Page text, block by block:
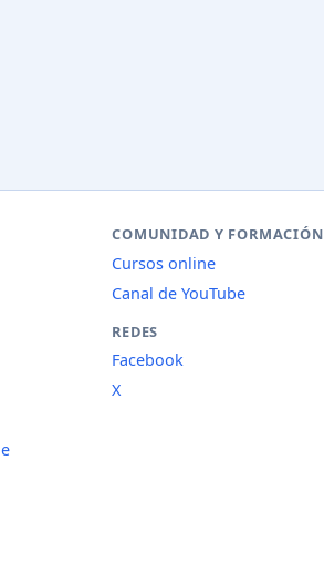
COMUNIDAD Y FORMACIÓN
Cursos online
Canal de YouTube
REDES
Facebook
X